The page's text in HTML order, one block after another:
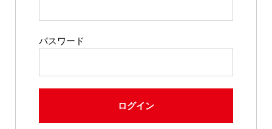
パスワード
ログイン